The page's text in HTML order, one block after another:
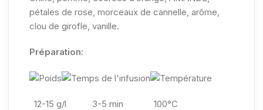
pétales de rose, morceaux de cannelle, arôme,
clou de girofle, vanille.
Préparation:
12-15 g/l 3-5 min 100°C